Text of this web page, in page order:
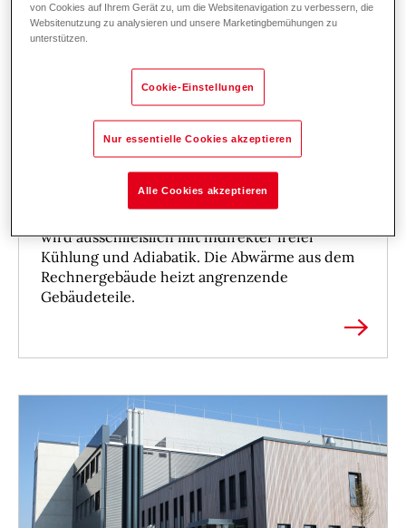
Universität Greifswald setzt bei
Rechenzentrum auf nachhaltige
Kühlung
Wirtschaftlich und umweltfreundlich – die
Hoval Systemlösung überzeugt im neuen
wird ausschließlich mit indirekter freier
Kühlung und Adiabatik. Die Abwärme aus dem
Rechnergebäude heizt angrenzende
Gebäudeteile.
von Cookies auf Ihrem Gerät zu, um die Websitenavigation zu verbessern, die
Websitenutzung zu analysieren und unsere Marketingbemühungen zu
unterstützen.
Cookie-Einstellungen
Nur essentielle Cookies akzeptieren
Alle Cookies akzeptieren